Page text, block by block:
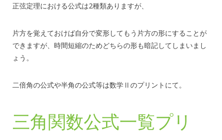
正弦定理における公式は2種類ありますが、
片方を覚えておけば自分で変形してもう片方の形にすることが
できますが、時間短縮のためどちらの形も暗記してしまいまし
ょう。
二倍角の公式や半角の公式等は数学Ⅱのプリントにて。
三角関数公式一覧プリ